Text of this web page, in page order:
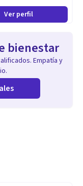
Ver perfil
bienestar
Empatía y